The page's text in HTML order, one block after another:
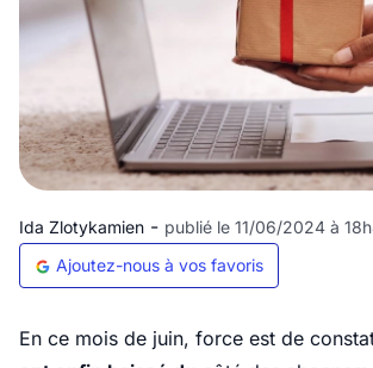
Ida Zlotykamien - publié le 11/06/2024 à
Ajoutez-nous à vos favoris
En ce mois de juin, force est de